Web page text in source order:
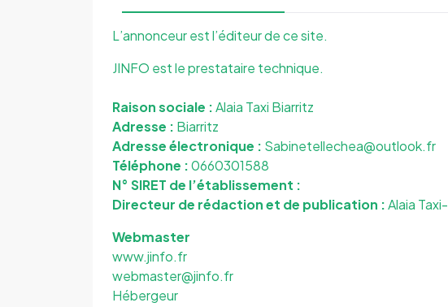
L’annonceur est l’éditeur de ce site.
JINFO est le prestataire technique.
Raison sociale :Alaia Taxi Biarritz
Adresse : Biarritz
Adresse électronique : Sabinetellechea@outlook.fr
Téléphone :0660301588
N° SIRET de l’établissement :
Directeur de rédaction et de publication :Alaia Taxi-
Webmaster
www.jinfo.fr
webmaster@jinfo.fr
Hébergeur